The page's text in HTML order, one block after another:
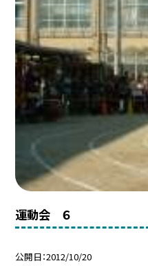
運動会 ６
公開日 2012/10/20